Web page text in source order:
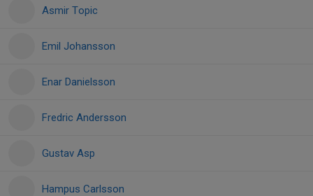
Asmir Topic
Emil Johansson
Enar Danielsson
Fredric Andersson
Gustav Asp
Hampus Carlsson